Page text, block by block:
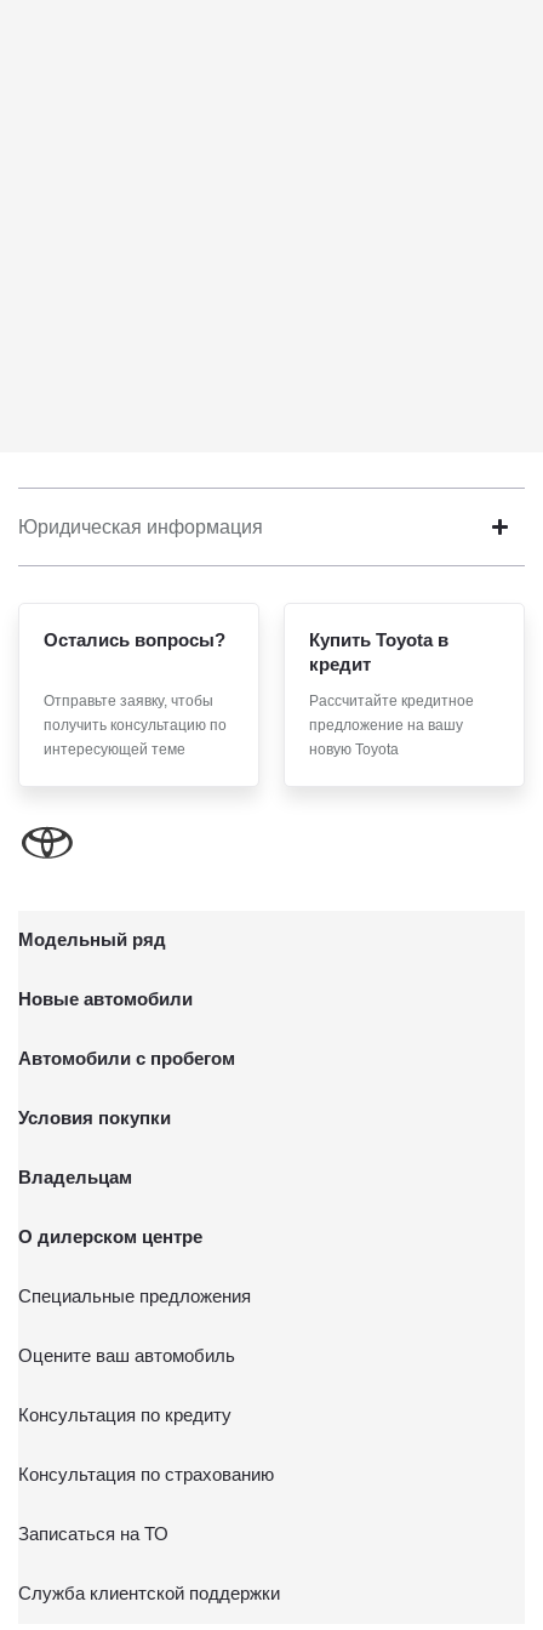
Юридическая информация
Остались вопросы?
Отправьте заявку, чтобы
получить консультацию по
интересующей теме
Купить Toyota в
кредит
Рассчитайте кредитное
предложение на вашу
новую Toyota
Модельный ряд
Новые автомобили
Автомобили с пробегом
Условия покупки
Владельцам
О дилерском центре
Специальные предложения
Оцените ваш автомобиль
Консультация по кредиту
Консультация по страхованию
Записаться на ТО
Служба клиентской поддержки